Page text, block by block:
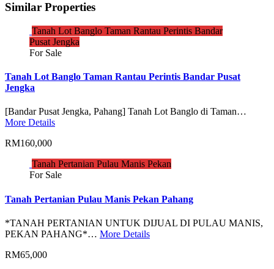
Similar Properties
Tanah Lot Banglo Taman Rantau Perintis Bandar
Pusat Jengka
For Sale
Tanah Lot Banglo Taman Rantau Perintis Bandar Pusat
Jengka
[Bandar Pusat Jengka, Pahang] Tanah Lot Banglo di Taman…
More Details
RM160,000
Tanah Pertanian Pulau Manis Pekan
For Sale
Tanah Pertanian Pulau Manis Pekan Pahang
*TANAH PERTANIAN UNTUK DIJUAL DI PULAU MANIS,
PEKAN PAHANG*… More Details
RM65,000